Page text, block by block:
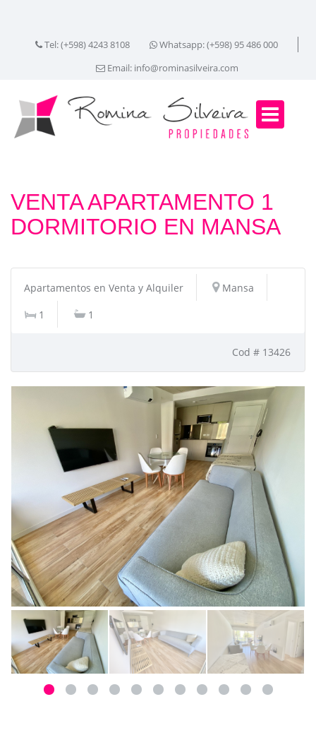
Tel: (+598) 4243 8108
Whatsapp: (+598) 95 486 000
Email: info@rominasilveira.com
VENTA APARTAMENTO 1
DORMITORIO EN MANSA
Apartamentos en Venta y Alquiler
Mansa
1
1
Cod # 13426